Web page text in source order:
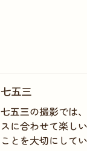
七五三
七五三の撮影では
スに合わせて楽し
ことを大切にして